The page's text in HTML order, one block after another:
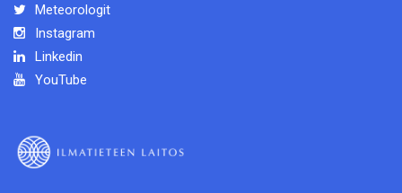
Meteorologit
Instagram
Linkedin
YouTube